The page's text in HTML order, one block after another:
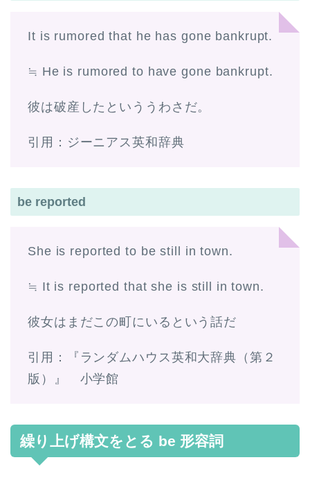
It is rumored that he has gone bankrupt.
≒ He is rumored to have gone bankrupt.
彼は破産したといううわさだ。
引用：ジーニアス英和辞典
be reported
She is reported to be still in town.
≒ It is reported that she is still in town.
彼女はまだこの町にいるという話だ
引用：『ランダムハウス英和大辞典（第２
版）』 小学館
繰り上げ構文をとる be 形容詞